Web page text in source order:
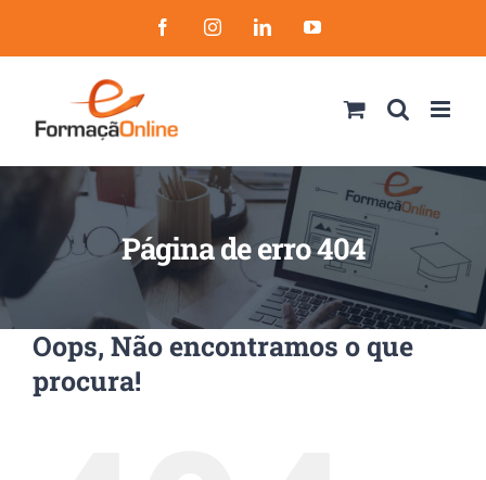
to
FacebookInstagramLinkedInYouTube
Página de erro 404
Oops, Não encontramos o que
procura!